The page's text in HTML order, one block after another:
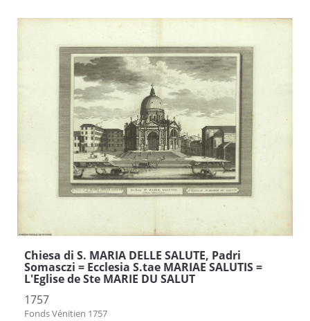
Chiesa di S. MARIA DELLE SALUTE, Padri
Somasczi = Ecclesia S.tae MARIAE SALUTIS =
L'Eglise de Ste MARIE DU SALUT
1757
Fonds Vénitien 1757